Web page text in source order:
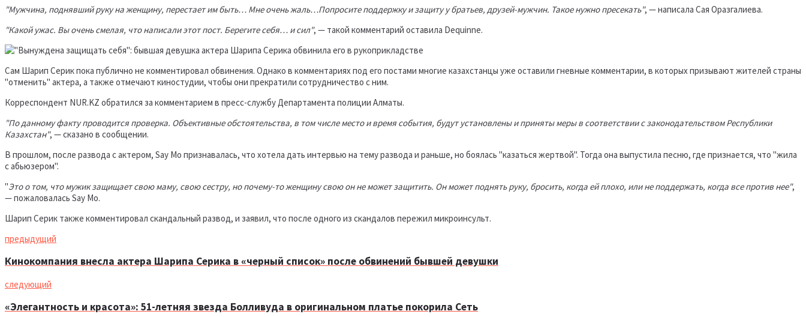
"Мужчина, поднявший руку на женщину, перестает им быть… Мне очень жаль…Попросите поддержку и защиту у братьев, друзей-мужчин. Такое нужно пресекать", — написала Сая Оразгалиева.
"Какой ужас. Вы очень смелая, что написали этот пост. Берегите себя… и сил", — такой комментарий оставила Dequinne.
Сам Шарип Серик пока публично не комментировал обвинения. Однако в комментариях под его постами многие казахстанцы уже оставили гневные комментарии, в которых призывают жителей страны
"отменить" актера, а также отмечают киностудии, чтобы они прекратили сотрудничество с ним.
Корреспондент NUR.KZ обратился за комментарием в пресс-службу Департамента полиции Алматы.
"По данному факту проводится проверка. Объективные обстоятельства, в том числе место и время события, будут установлены и приняты меры в соответствии с законодательством Республики
Казахстан", — сказано в сообщении.
В прошлом, после развода с актером, Say Mo признавалась, что хотела дать интервью на тему развода и раньше, но боялась "казаться жертвой". Тогда она выпустила песню, где признается, что "жила
с абьюзером".
"Это о том, что мужик защищает свою маму, свою сестру, но почему-то женщину свою он не может защитить. Он может поднять руку, бросить, когда ей плохо, или не поддержать, когда все против нее",
— пожаловалась Say Mo.
Шарип Серик также комментировал скандальный развод, и заявил, что после одного из скандалов пережил микроинсульт.
предыдущий
Кинокомпания внесла актера Шарипа Серика в «черный список» после обвинений бывшей девушки
следующий
«Элегантность и красота»: 51-летняя звезда Болливуда в оригинальном платье покорила Сеть